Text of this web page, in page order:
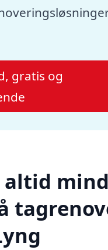
gratis og